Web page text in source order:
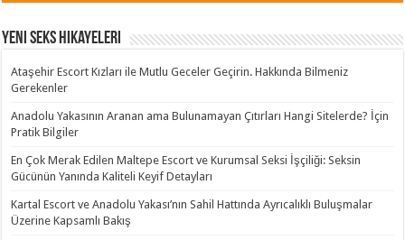
Yeni Seks Hikayeleri
Ataşehir Escort Kızları ile Mutlu Geceler Geçirin. Hakkında Bilmeniz
Gerekenler
Anadolu Yakasının Aranan ama Bulunamayan Çıtırları Hangi Sitelerde? İçin
Pratik Bilgiler
En Çok Merak Edilen Maltepe Escort ve Kurumsal Seksi İşçiliği: Seksin
Gücünün Yanında Kaliteli Keyif Detayları
Kartal Escort ve Anadolu Yakası’nın Sahil Hattında Ayrıcalıklı Buluşmalar
Üzerine Kapsamlı Bakış